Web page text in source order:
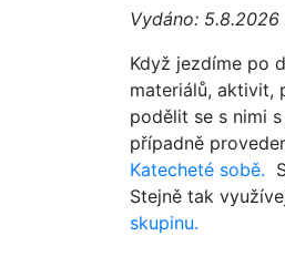
Vydáno:
Když jezdíme po
materiálů, aktivit,
podělit se s nimi
případně
Katecheté sobě.
Stejně tak
skupinu.